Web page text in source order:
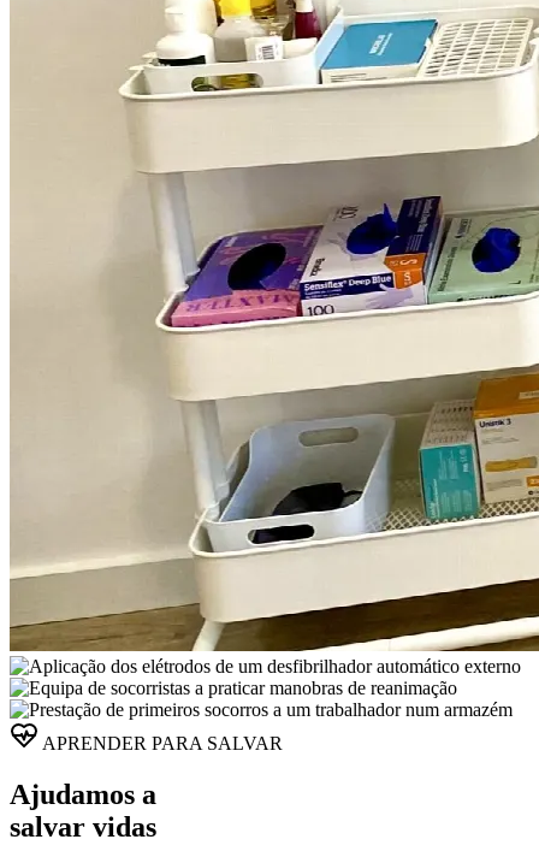
APRENDER PARA SALVAR
Ajudamos a
salvar vidas